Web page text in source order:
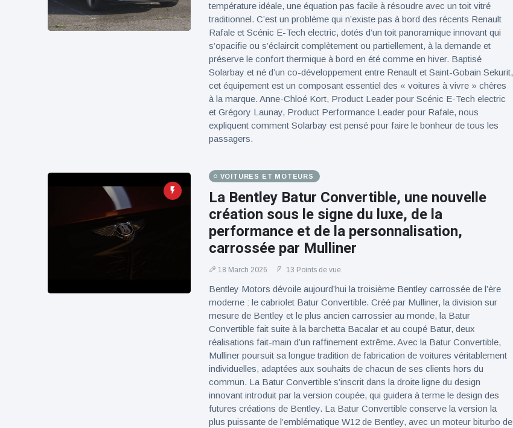
température idéale, une équation pas facile à résoudre avec un toit vitré
traditionnel. C’est un problème qui n’existe pas à bord des récents Renault
Rafale et Scénic E-Tech electric, dotés d’un toit panoramique innovant qui
s’opacifie ou s’éclaircit complètement ou partiellement, à la demande et
préserve le confort thermique à bord en été comme en hiver. Baptisé
Solarbay et né d’un co-développement entre Renault et Saint-Gobain Sekurit,
cet équipement est un composant essentiel des « voitures à vivre » chères
à la marque. Anne-Chloé Kort, Product Leader pour Scénic E-Tech electric
et Grégory Launay, Product Performance Leader pour Rafale, nous
expliquent comment Solarbay est pensé pour faire le bonheur de tous les
passagers.
VOITURES ET MOTEURS
La Bentley Batur Convertible, une nouvelle
création sous le signe du luxe, de la
performance et de la personnalisation,
carrossée par Mulliner
18 March 2026 13 Points de vue
Bentley Motors dévoile aujourd’hui la troisième Bentley carrossée de l’ère
moderne : le cabriolet Batur Convertible. Créé par Mulliner, la division sur
mesure de Bentley et le plus ancien carrossier au monde, la Batur
Convertible fait suite à la barchetta Bacalar et au coupé Batur, deux
réalisations fait-main d’un raffinement extrême. Avec la Batur Convertible,
Mulliner poursuit sa longue tradition de fabrication de voitures véritablement
individuelles, adaptées aux souhaits de chacun de ses clients hors du
commun. La Batur Convertible s’inscrit dans la droite ligne du design
innovant introduit par la version coupée, qui guidera à terme le design des
futures créations de Bentley. La Batur Convertible conserve la version la
plus puissante de l’emblématique W12 de Bentley, avec un moteur biturbo de